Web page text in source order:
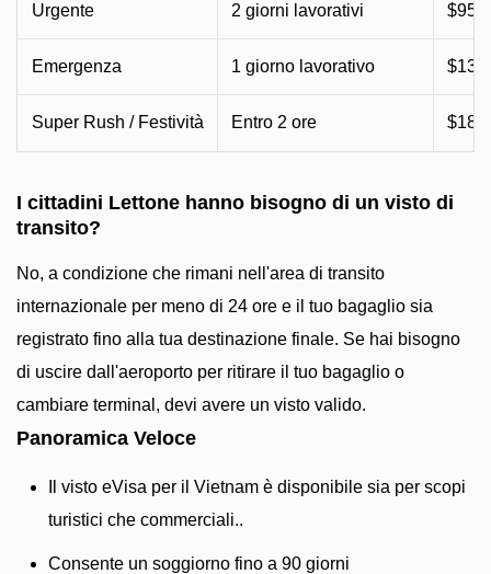
Urgente 2 giorni lavorativi
Emergenza 1 giorno lavorativo
Super Rush / Festività Entro 2 ore
I cittadini Lettone hanno bisogno di un visto di
transito?
No, a condizione che rimani nell'area di transito
internazionale per meno di 24 ore e il tuo bagaglio sia
registrato fino alla tua destinazione finale. Se hai bisogno
di uscire dall'aeroporto per ritirare il tuo bagaglio o
cambiare terminal, devi avere un visto valido.
Panoramica Veloce
Il visto eVisa per il Vietnam è disponibile sia per scopi
turistici che commerciali..
Consente un soggiorno fino a 90 giorni